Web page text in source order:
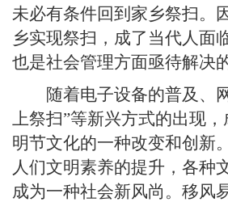
未必有条件回到家乡祭扫。
乡实现祭扫，成了当代人面
也是社会管理方面亟待解决
随着电子设备的普及、
上祭扫”等新兴方式的出现
明节文化的一种改变和创新
人们文明素养的提升，各种
成为一种社会新风尚。移风